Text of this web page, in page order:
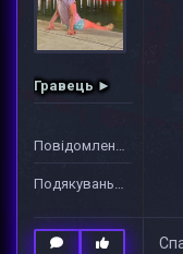
Гравець ►
Повідомлень: 4
Подякувань: 37